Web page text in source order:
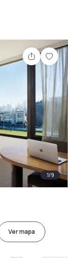
1/9
Ver mapa